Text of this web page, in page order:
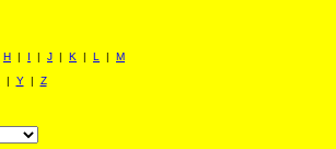
H | I | J | K | L |
M
| Y | Z